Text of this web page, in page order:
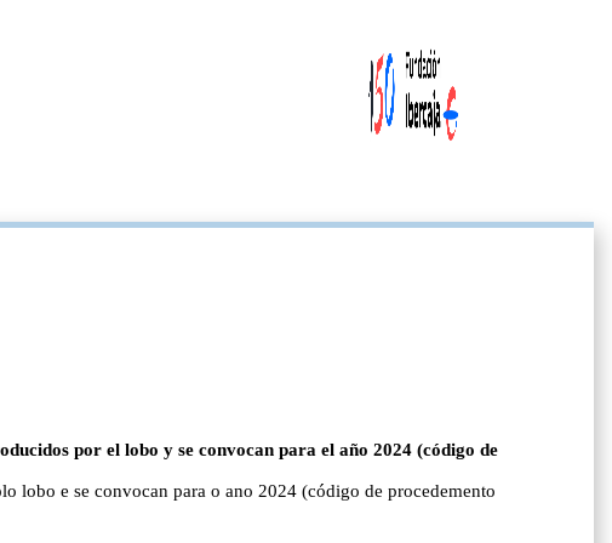
por el lobo y se convocan para el año 2024 (código de
lobo e se convocan para o ano 2024 (código de procedemento